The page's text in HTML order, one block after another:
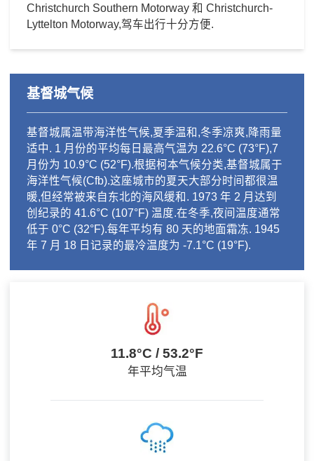
Christchurch Southern Motorway 和 Christchurch-
基督城气候
基督城属温带海洋性气候,夏季温和,冬季凉爽,降雨量
适中. 1 月份的平均每日最高气温为 22.6°C (73°F),7
月份为 10.9°C (52°F).根据柯本气候分类,基督城属于
海洋性气候(Cfb).这座城市的夏天大部分时间都很温
暖,但经常被来自东北的海风缓和. 1973 年 2 月达到
创纪录的 41.6°C (107°F) 温度.在冬季,夜间温度通常
低于 0°C (32°F).每年平均有 80 天的地面霜冻. 1945
年 7 月 18 日记录的最冷温度为 -7.1°C (19°F).
11.8°C / 53.2°F
年平均气温